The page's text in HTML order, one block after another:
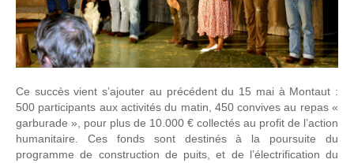
Ce succès vient s’ajouter au précédent du 15 mai à Montaut :
500 participants aux activités du matin, 450 convives au repas «
garburade », pour plus de 10.000 € collectés au profit de l’action
humanitaire. Ces fonds sont destinés à la poursuite du
programme de construction de puits, et de l’électrification du